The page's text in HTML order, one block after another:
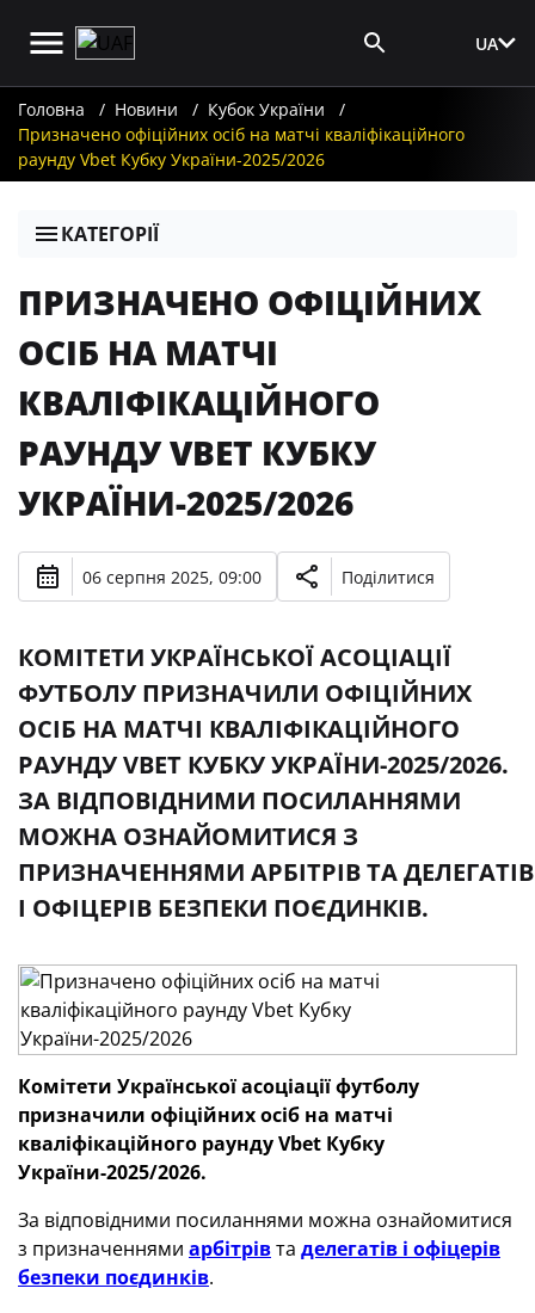
UA
Головна Новини
Кубок України
Призначено офіційних осіб на матчі кваліфікаційного
раунду Vbet Кубку України-2025/2026
КАТЕГОРІЇ
ПРИЗНАЧЕНО ОФІЦІЙНИХ
ОСІБ НА МАТЧІ
КВАЛІФІКАЦІЙНОГО
РАУНДУ VBET КУБКУ
УКРАЇНИ-2025/2026
06 серпня 2025, 09:00 Поділитися
КОМІТЕТИ УКРАЇНСЬКОЇ АСОЦІАЦІЇ
ФУТБОЛУ ПРИЗНАЧИЛИ ОФІЦІЙНИХ
ОСІБ НА МАТЧІ КВАЛІФІКАЦІЙНОГО
РАУНДУ VBET КУБКУ УКРАЇНИ-2025/2026.
ЗА ВІДПОВІДНИМИ ПОСИЛАННЯМИ
МОЖНА ОЗНАЙОМИТИСЯ З
ПРИЗНАЧЕННЯМИ АРБІТРІВ ТА ДЕЛЕГАТІВ
І ОФІЦЕРІВ БЕЗПЕКИ ПОЄДИНКІВ.
Комітети Української асоціації футболу
призначили офіційних осіб на матчі
кваліфікаційного раунду Vbet Кубку
України-2025/2026.
За відповідними посиланнями можна ознайомитися
з призначеннями арбітрівта делегатів і офіцерів
безпеки поєдинків.